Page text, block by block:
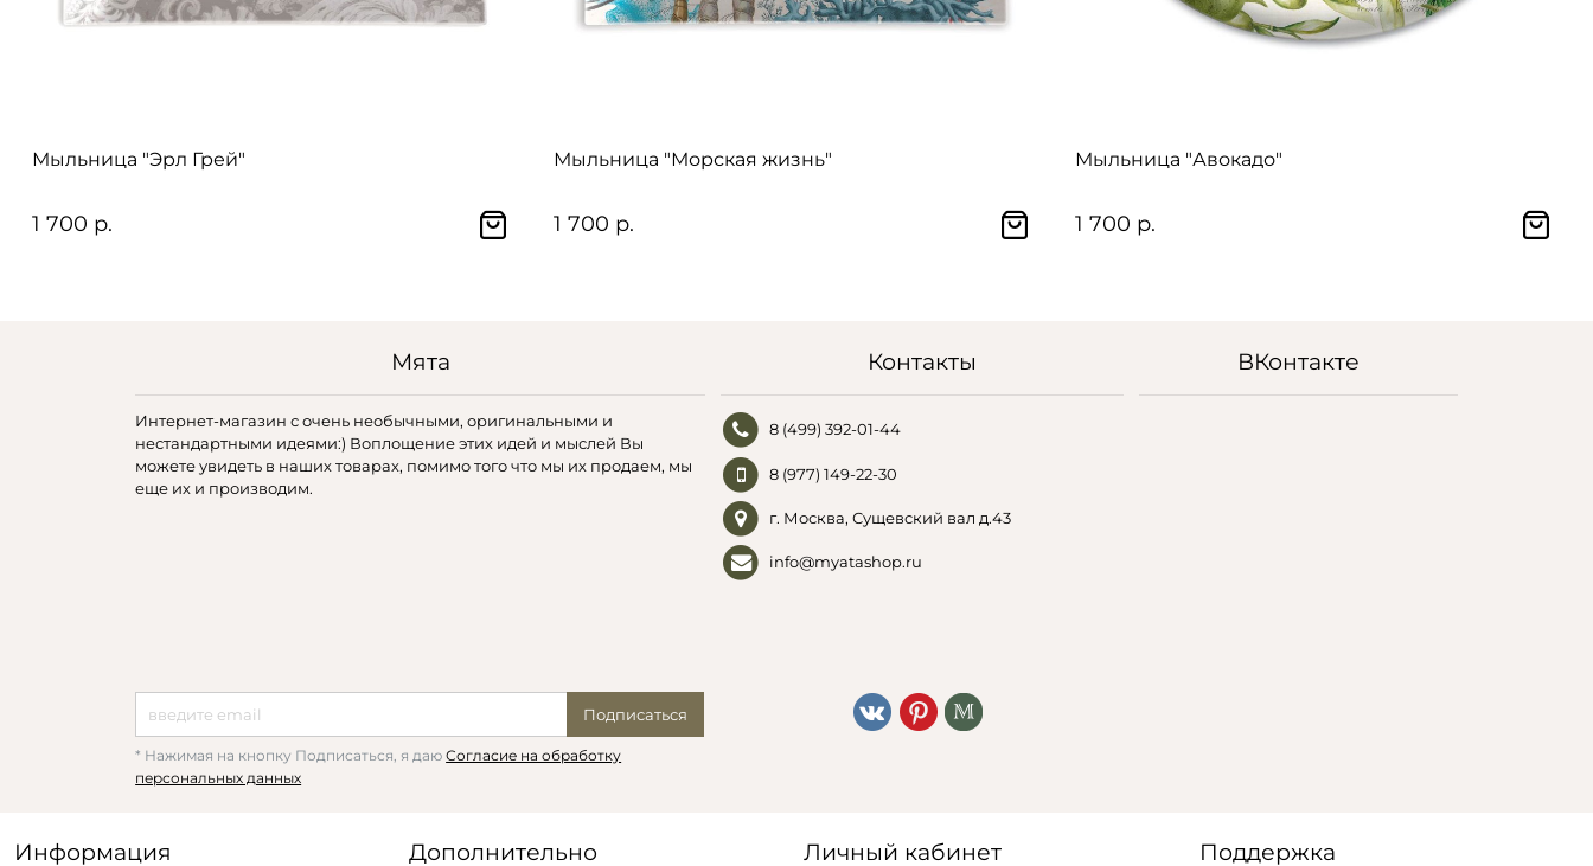
Мыльница "Эрл Грей"
1 700 р.
Мыльница "Морская жизнь"
1 700 р.
Мыльница "Авокадо"
1 700 р.
Мята
Интернет-магазин с очень необычными, оригинальными и
нестандартными идеями:) Воплощение этих идей и мыслей Вы
можете увидеть в наших товарах, помимо того что мы их продаем, мы
еще их и производим.
Подписаться
* Нажимая на кнопку Подписаться, я даюСогласие на обработку
персональных данных
Контакты
8 (499) 392-01-44
8 (977) 149-22-30
г. Москва, Сущевский вал д.43
info@myatashop.ru
ВКонтакте
Информация Дополнительно Личный кабинет Поддержка